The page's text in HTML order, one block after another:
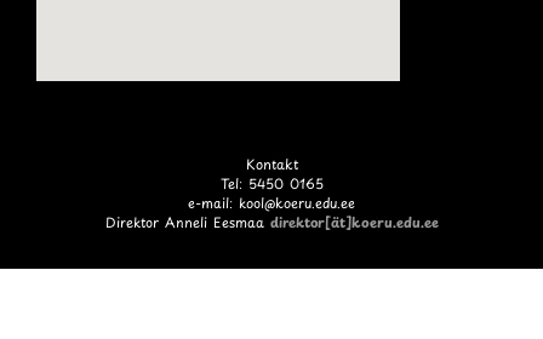
Kontakt
Tel: 5450 0165
e-mail: kool@koeru.edu.ee
Direktor Anneli Eesmaa direktor[ät]koeru.edu.ee